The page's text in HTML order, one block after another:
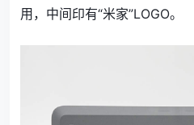
用，中间印有“米家”LOGO。